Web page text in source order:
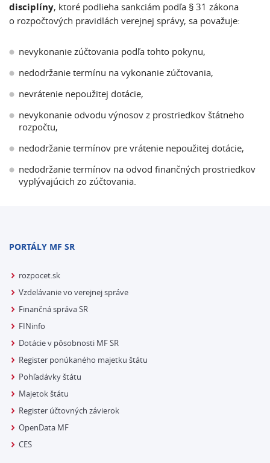
disciplíny, ktoré podlieha sankciám podľa § 31 zákona
o rozpočtových pravidlách verejnej správy, sa považuje:
nevykonanie zúčtovania podľa tohto pokynu,
nedodržanie termínu na vykonanie zúčtovania,
nevrátenie nepoužitej dotácie,
nevykonanie odvodu výnosov z prostriedkov štátneho
rozpočtu,
nedodržanie termínov pre vrátenie nepoužitej dotácie,
nedodržanie termínov na odvod finančných prostriedkov
vyplývajúcich zo zúčtovania.
PORTÁLY MF SR
rozpocet.sk
Vzdelávanie vo verejnej správe
Finančná správa SR
FINinfo
Dotácie v pôsobnosti MF SR
Register ponúkaného majetku štátu
Pohľadávky štátu
Majetok štátu
Register účtovných závierok
OpenData MF
CES